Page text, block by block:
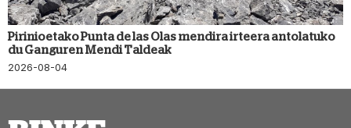
Pirinioetako Punta de las Olas mendira irteera antolatuko
du Ganguren Mendi Taldeak
2026-08-04